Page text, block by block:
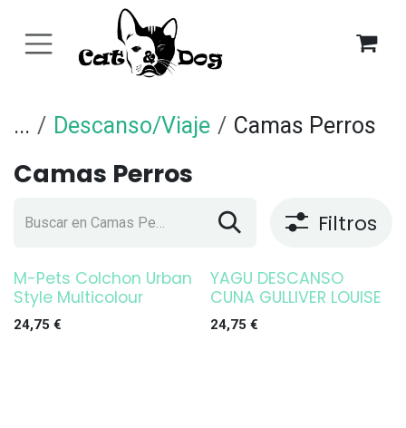
... Descanso/Viaje Camas Perros
Camas Perros
Filtros
M-Pets Colchon Urban
Style Multicolour
24,75 €
YAGU DESCANSO
CUNA GULLIVER LOUISE
24,75 €